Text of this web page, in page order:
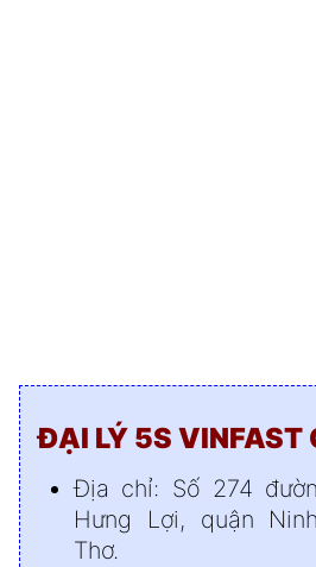
ĐẠI LÝ 5S VINFAST
Địa chỉ: Số 274
Hưng Lợi, quận
Thơ.